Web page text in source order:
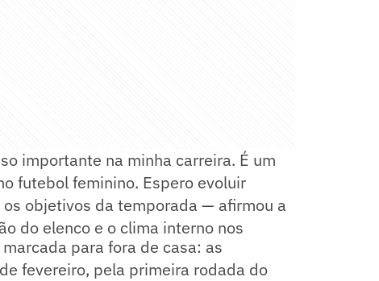
importante na minha carreira. É um
futebol feminino. Espero evoluir
objetivos da temporada — afirmou a
do elenco e o clima interno nos
para fora de casa: as
fevereiro, pela primeira rodada do